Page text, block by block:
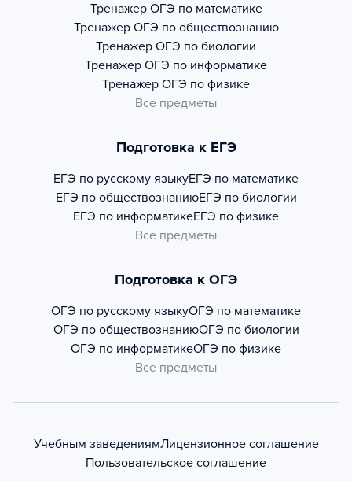
Тренажер ОГЭ по математике
Тренажер ОГЭ по обществознанию
Тренажер ОГЭ по биологии
Тренажер ОГЭ по информатике
Тренажер ОГЭ по физике
Все предметы
Подготовка к ЕГЭ
ЕГЭ по русскому языкуЕГЭ по математике
ЕГЭ по обществознаниюЕГЭ по биологии
ЕГЭ по информатикеЕГЭ по физике
Все предметы
Подготовка к ОГЭ
ОГЭ по русскому языкуОГЭ по математике
ОГЭ по обществознаниюОГЭ по биологии
ОГЭ по информатикеОГЭ по физике
Все предметы
Учебным заведениямЛицензионное соглашение
Пользовательское соглашение